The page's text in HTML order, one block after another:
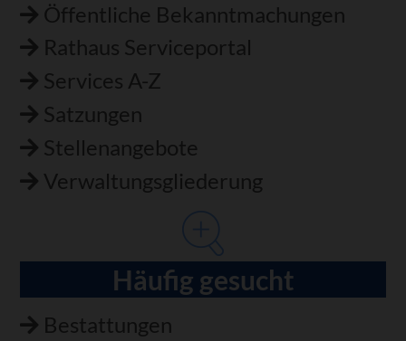
Öffentliche Bekanntmachungen
Rathaus Serviceportal
Services A-Z
Satzungen
Stellenangebote
Verwaltungsgliederung
Häufig gesucht
Bestattungen